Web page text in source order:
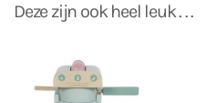
Deze zijn ook heel leuk . . .